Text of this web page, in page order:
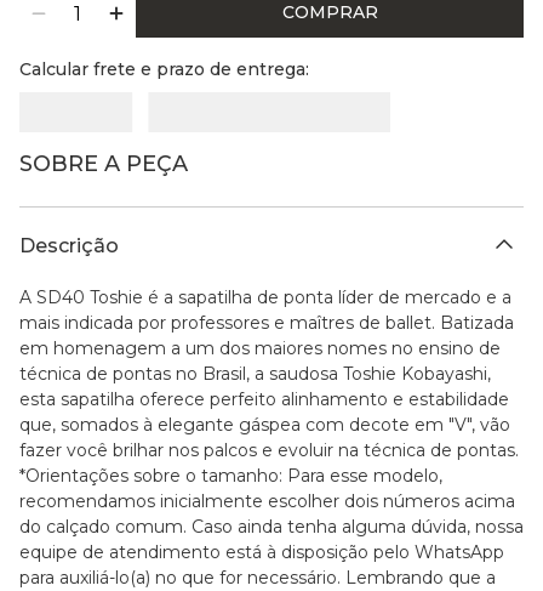
COMPRAR
Calcular frete e prazo de entrega:
SOBRE A PEÇA
Descrição
A SD40 Toshie é a sapatilha de ponta líder de mercado e a
mais indicada por professores e maîtres de ballet. Batizada
em homenagem a um dos maiores nomes no ensino de
técnica de pontas no Brasil, a saudosa Toshie Kobayashi,
esta sapatilha oferece perfeito alinhamento e estabilidade
que, somados à elegante gáspea com decote em "V", vão
fazer você brilhar nos palcos e evoluir na técnica de pontas.
*Orientações sobre o tamanho: Para esse modelo,
recomendamos inicialmente escolher dois números acima
do calçado comum. Caso ainda tenha alguma dúvida, nossa
equipe de atendimento está à disposição pelo WhatsApp
para auxiliá-lo(a) no que for necessário. Lembrando que a